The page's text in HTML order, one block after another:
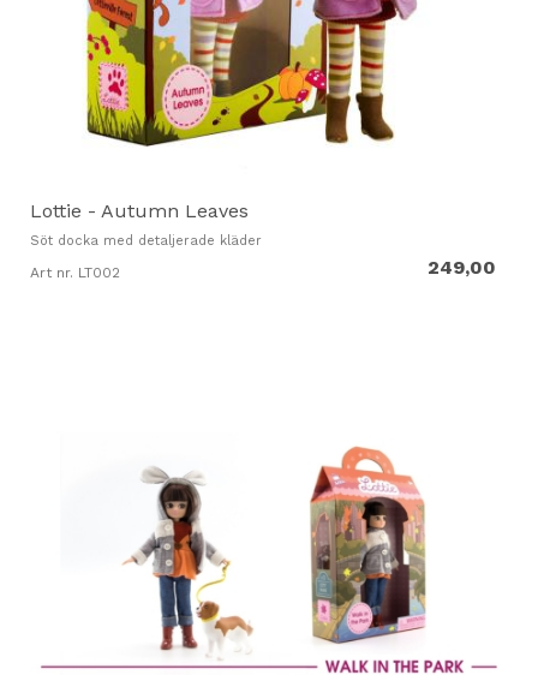
Lottie - Autumn Leaves
Söt docka med detaljerade kläder
Art nr. LT002 249,00